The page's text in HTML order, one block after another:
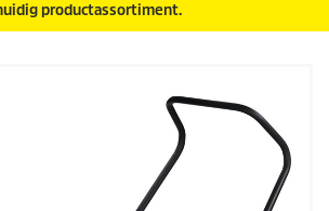
productassortiment.